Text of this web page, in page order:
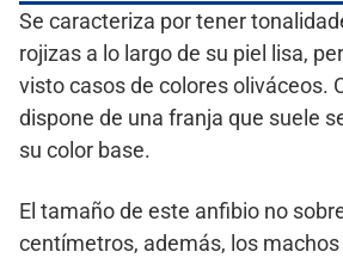
Se caracteriza por tener
rojizas a lo largo de su piel lisa,
visto casos de colores oliváceos.
dispone de una franja que suele
su color base.
El tamaño de este anfibio no
centímetros, además, los